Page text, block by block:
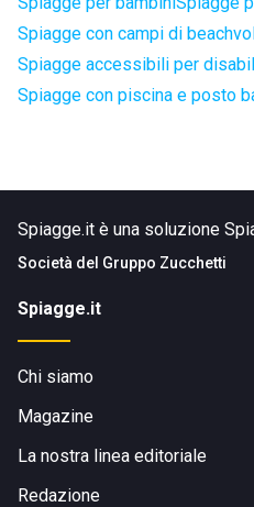
Spiagge con campi di
Spiagge accessibili per
Spiagge con piscina e posto
Spiagge.it è una soluzione
Società del Gruppo Zucchetti
Spiagge.it
Chi siamo
Magazine
La nostra linea editoriale
Redazione